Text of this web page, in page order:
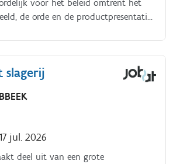
voor het beleid omtrent het
de orde en de productpresentatie
slagerij
jul. 2026
deel uit van een grote